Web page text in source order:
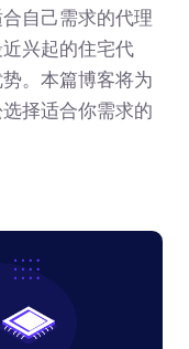
自己需求的代理
兴起的住宅代
。本篇博客将为
择适合你需求的